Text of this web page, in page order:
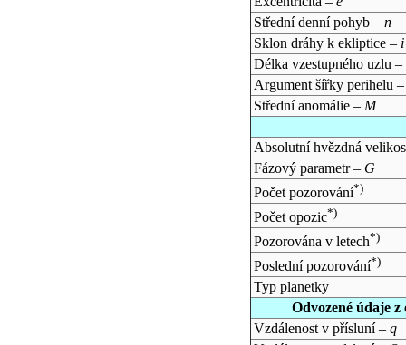
Střední denní pohyb – n
Sklon dráhy k ekliptice – i
Délka vzestupného uzlu –
Argument šířky perihelu
Střední anomálie – M
Absolutní hvězdná
Fázový parametr – G
Počet pozorování*)
Počet opozic*)
Pozorována v letech*)
Poslední pozorování*)
Typ planetky
Odvozené údaje
Vzdálenost v přísluní – q